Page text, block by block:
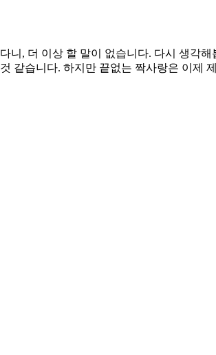
니, 더 이상 할 말이 없습니다. 다시 생각
같습니다. 하지만 끝없는 짝사랑은 이제